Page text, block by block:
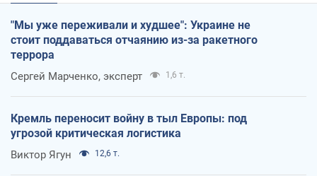
"Мы уже переживали и худшее": Украине не
стоит поддаваться отчаянию из-за ракетного
террора
Сергей Марченко, эксперт 1,6 т.
Кремль переносит войну в тыл Европы: под
угрозой критическая логистика
Виктор Ягун 12,6 т.